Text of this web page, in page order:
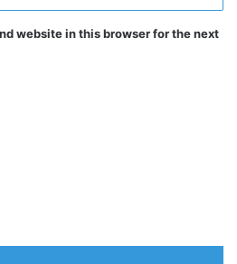
website in this browser for the next